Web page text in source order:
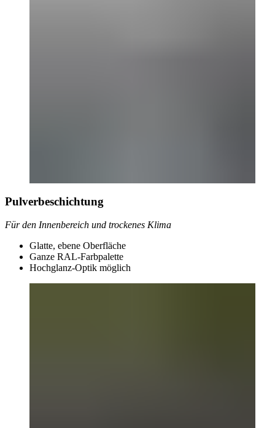
Pulverbeschichtung
Für den Innenbereich und trockenes Klima
Glatte, ebene Oberfläche
Ganze RAL-Farbpalette
Hochglanz-Optik möglich